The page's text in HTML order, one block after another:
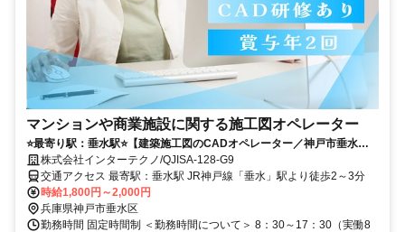
マンションや商業施設に関する施工図オペレーター
⭐️最寄り駅：垂水駅⭐️【建築施工図のCADオペレーター／神戸市垂水
区】年齢不問です◎AutoCAD使用！残業時間の相談OK！年2回賞与あ
り
株式会社インターテクノ/QJISA-128-G9
交通アクセス 最寄駅：垂水駅 JR神戸線「垂水」駅より徒歩2～3分
時給1,800円～2,000円
兵庫県神戸市垂水区
勤務時間 固定時間制 ＜勤務時間について＞ 8：30～17：30（実働8